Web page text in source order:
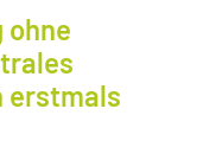
ohne
erstmals